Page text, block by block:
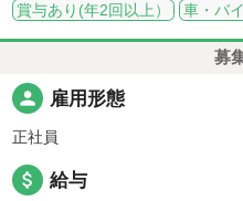
賞与あり(年2回以上）
車・バ
募
person 雇用形態
正社員
attach_money 給与